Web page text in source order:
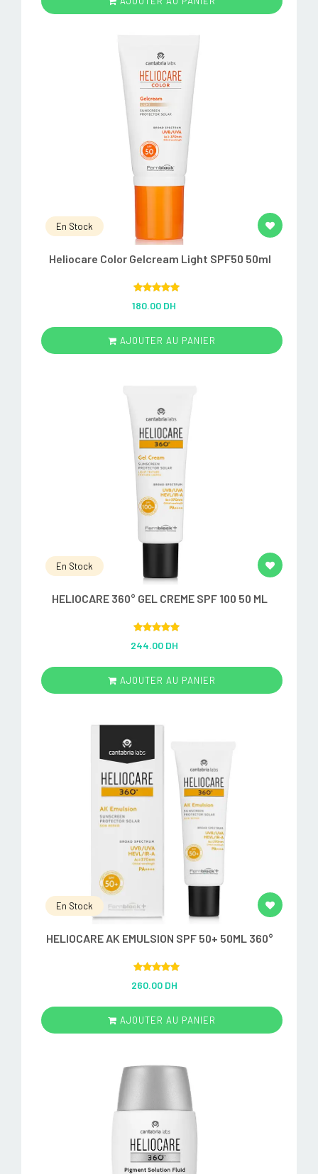
En Stock
Heliocare Color Gelcream Light SPF50 50ml
out of 5
180.00 DH
AJOUTER AU PANIER
En Stock
HELIOCARE 360° GEL CREME SPF 100 50 ML
out of 5
244.00 DH
AJOUTER AU PANIER
En Stock
HELIOCARE AK EMULSION SPF 50+ 50ML 360°
out of 5
260.00 DH
AJOUTER AU PANIER